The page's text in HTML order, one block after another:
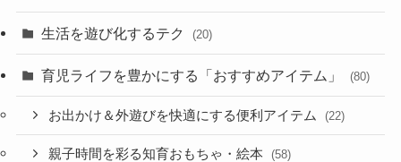
生活を遊び化するテク (20)
育児ライフを豊かにする「おすすめアイテム」 (80)
お出かけ＆外遊びを快適にする便利アイテム (22)
親子時間を彩る知育おもちゃ・絵本 (58)